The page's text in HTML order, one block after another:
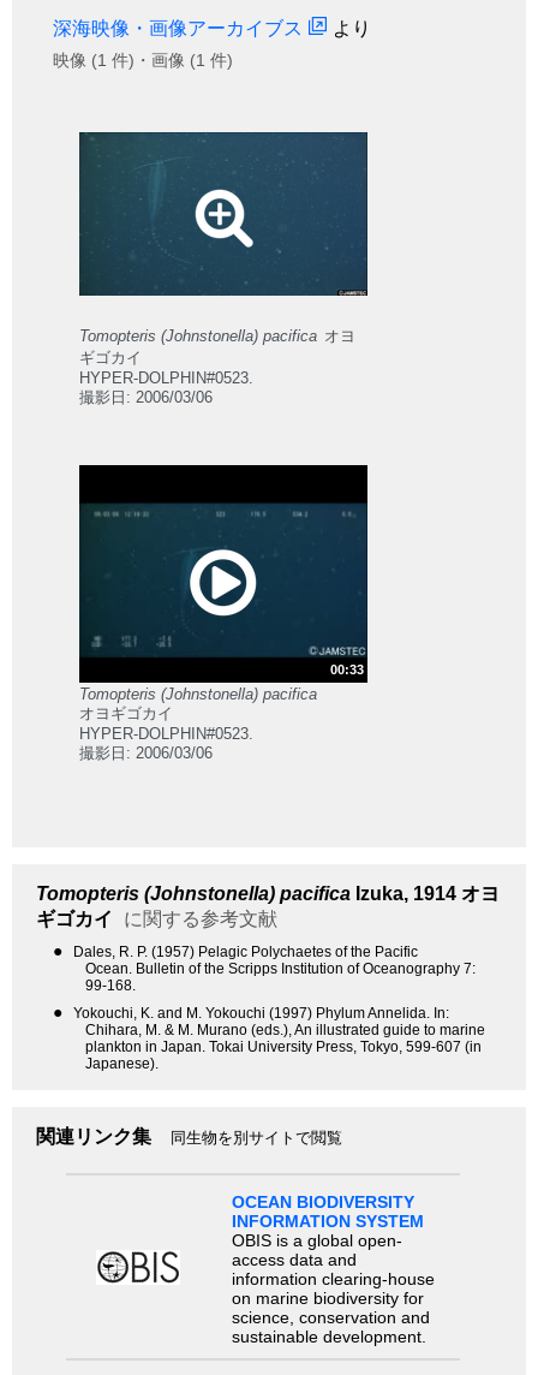
深海映像・画像アーカイブス より
映像 (1 件)・画像 (1 件)
Tomopteris (Johnstonella) pacifica オヨ
ギゴカイ
HYPER-DOLPHIN#0523.
撮影日: 2006/03/06
00:33
Tomopteris (Johnstonella) pacifica
オヨギゴカイ
HYPER-DOLPHIN#0523.
撮影日: 2006/03/06
Tomopteris (Johnstonella) pacifica Izuka, 1914 オヨ
ギゴカイ
に関する参考文献
●
Dales, R. P. (1957) Pelagic Polychaetes of the Pacific
Ocean. Bulletin of the Scripps Institution of Oceanography 7:
99-168.
●
Yokouchi, K. and M. Yokouchi (1997) Phylum Annelida. In:
Chihara, M. & M. Murano (eds.), An illustrated guide to marine
plankton in Japan. Tokai University Press, Tokyo, 599-607 (in
Japanese).
関連リンク集 同生物を別サイトで閲覧
OCEAN BIODIVERSITY
INFORMATION SYSTEM
OBIS is a global open-
access data and
information clearing-house
on marine biodiversity for
science, conservation and
sustainable development.